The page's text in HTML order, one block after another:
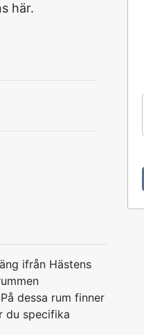
här.
ifrån Hästens
dessa rum finner
du specifika